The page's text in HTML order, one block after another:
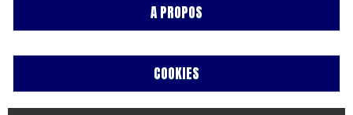
A PROPOS
COOKIES